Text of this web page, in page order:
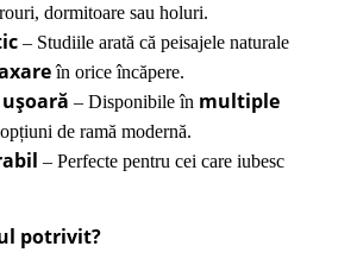
dormitoare sau holuri.
– Studiile arată că peisajele naturale
în orice încăpere.
– Disponibile în multiple
de ramă modernă.
– Perfecte pentru cei care iubesc
potrivit?